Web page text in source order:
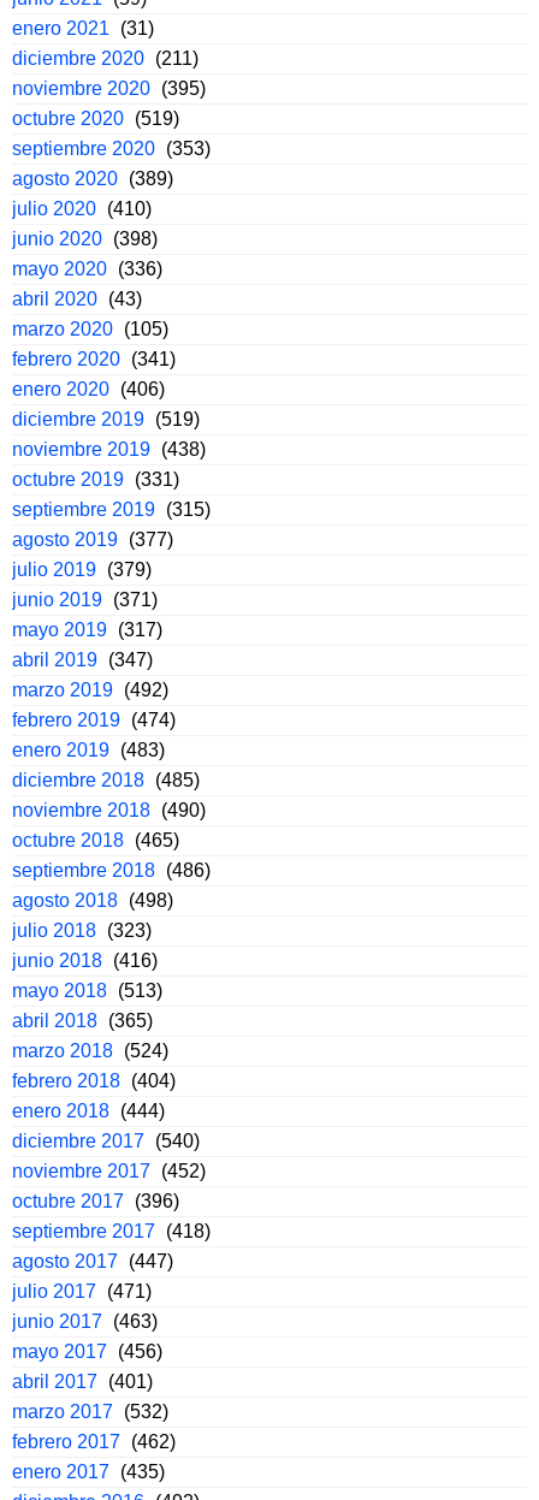
enero 2021
(31)
diciembre 2020 (211)
noviembre 2020 (395)
octubre 2020 (519)
septiembre 2020 (353)
agosto 2020 (389)
julio 2020 (410)
junio 2020 (398)
mayo 2020 (336)
abril 2020 (43)
marzo 2020 (105)
febrero 2020 (341)
enero 2020 (406)
diciembre 2019 (519)
noviembre 2019 (438)
octubre 2019 (331)
septiembre 2019 (315)
agosto 2019 (377)
julio 2019 (379)
junio 2019 (371)
mayo 2019 (317)
abril 2019 (347)
marzo 2019 (492)
febrero 2019 (474)
enero 2019 (483)
diciembre 2018 (485)
noviembre 2018 (490)
octubre 2018 (465)
septiembre 2018 (486)
agosto 2018 (498)
julio 2018 (323)
junio 2018 (416)
mayo 2018 (513)
abril 2018 (365)
marzo 2018 (524)
febrero 2018 (404)
enero 2018 (444)
diciembre 2017 (540)
noviembre 2017 (452)
octubre 2017 (396)
septiembre 2017 (418)
agosto 2017 (447)
julio 2017 (471)
junio 2017 (463)
mayo 2017 (456)
abril 2017 (401)
marzo 2017 (532)
febrero 2017 (462)
enero 2017 (435)